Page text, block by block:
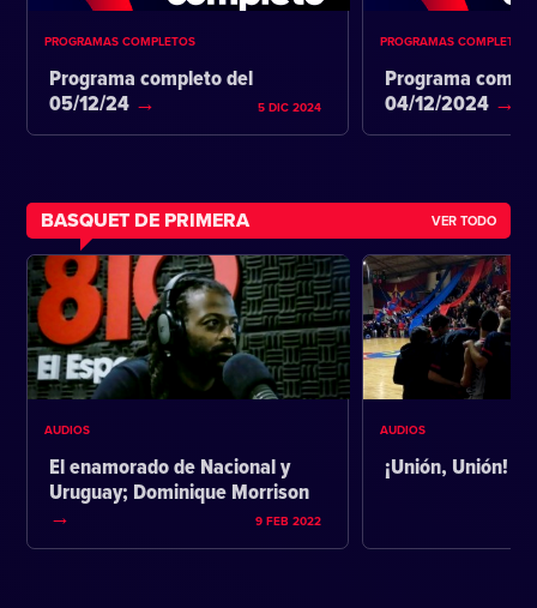
PROGRAMAS COMPLETOS
Programa completo del
05/12/24
5 DIC 2024
PROGRAMAS COMPLETOS
Programa
04/12/2024
BASQUET DE PRIMERA VER TODO
AUDIOS
El enamorado de Nacional y
Uruguay; Dominique Morrison
9 FEB 2022
AUDIOS
¡Unión, Unión!